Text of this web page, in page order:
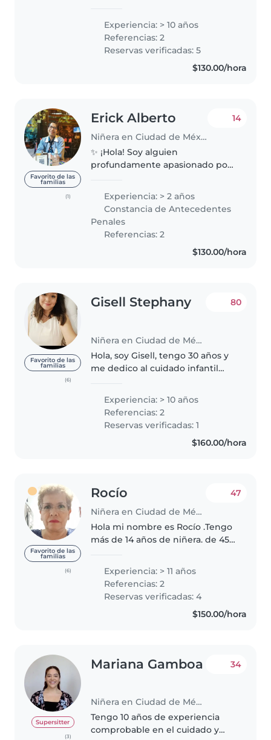
Disfruto involucrando a los niños
en actividades creativas y
educativas, como manualidades,..
Experiencia: > 10 años
Referencias: 2
Reservas verificadas: 5
$130.00/hora
Favorito de las
familias
(1)
Erick Alberto
Niñera en Ciudad de México
14
✨ ¡Hola! Soy alguien
profundamente apasionado por
respeto, amor y presencia.
Desde la mirada de la pedagogía
Waldorf y el yoga para niños,
creo espacios donde..
Experiencia: > 2 años
Constancia de Antecedentes
Penales
Referencias: 2
$130.00/hora
Favorito de las
familias
(6)
Gisell Stephany
Niñera en Ciudad de México
80
Hola, soy Gisell, tengo 30 años y
me dedico al cuidado infantil
verdadera vocación 💛 Cuento
con más de 10 años de
experiencia acompañando a
bebés desde..
Experiencia: > 10 años
Referencias: 2
Reservas verificadas: 1
$160.00/hora
Favorito de las
familias
(6)
Rocío
Niñera en Ciudad de México
47
Hola mi nombre es Rocío .Tengo
más de 14 años de niñera. de 45
Realizo actividades que
favorecen su
creatividad,memoria,destrezas..
Experiencia: > 11 años
Referencias: 2
Reservas verificadas: 4
$150.00/hora
Supersitter
(3)
Mariana Gamboa
Niñera en Ciudad de México
34
Tengo 10 años de experiencia
comprobable en el cuidado y